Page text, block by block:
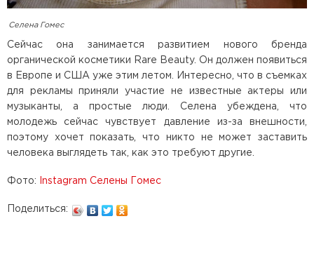
Селена Гомес
Сейчас она занимается развитием нового бренда
органической косметики Rare Beauty. Он должен появиться
в Европе и США уже этим летом. Интересно, что в съемках
для рекламы приняли участие не известные актеры или
музыканты, а простые люди. Селена убеждена, что
молодежь сейчас чувствует давление из-за внешности,
поэтому хочет показать, что никто не может заставить
человека выглядеть так, как это требуют другие.
Фото: Instagram Селены Гомес
Поделиться: